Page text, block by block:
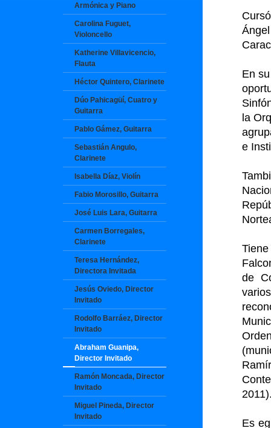
Armónica y Piano
Carolina Fuguet,
Violoncello
Katherine Villavicencio,
Flauta
Héctor Quintero, Clarinete
Dúo Pahicagüí, Cuatro y
Guitarra
Pablo Gámez, Guitarra
Sebastián Angulo,
Clarinete
Isabella Díaz, Violín
Fabio Morosillo, Guitarra
José Luis Lara, Guitarra
Carmen Borregales,
Clarinete
Teresa Hernández,
Directora Invitada
Jesús Oviedo, Director
Invitado
Rodolfo Barráez, Director
Invitado
Abraham Guanipa,
Director Invitado
Ramón Moncada, Director
Invitado
Miguel Pineda, Director
Invitado
En
la
e
de
Es